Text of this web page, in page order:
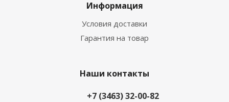
Информация
Условия доставки
Гарантия на товар
Наши контакты
+7 (3463) 32-00-82